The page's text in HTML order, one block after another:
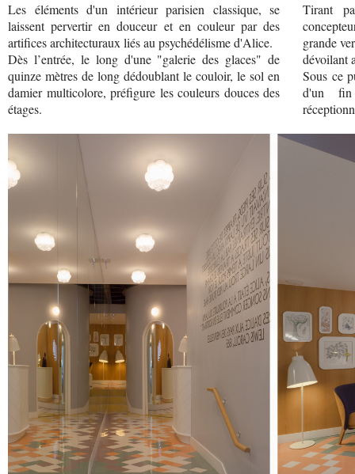
Les éléments d'un intérieur parisien classique, se
laissent pervertir en douceur et en couleur par des
artifices architecturaux liés au psychédélisme d'Alice.
Dès l’entrée, le long d'une "galerie des glaces" de
quinze mètres de long dédoublant le couloir, le sol en
damier multicolore, préfigure les couleurs douces des
étages.
Tirant
grande
dévoilant
Sous ce
d'un fin